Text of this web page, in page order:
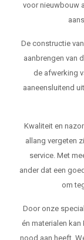
voor nieuwbouw
De constructie
aanbrengen van
de afwerking
aaneensluitend
Kwaliteit en
allang vergeten
service. Met
ander dat een
om
Door onze
én materialen
nood aan heeft.